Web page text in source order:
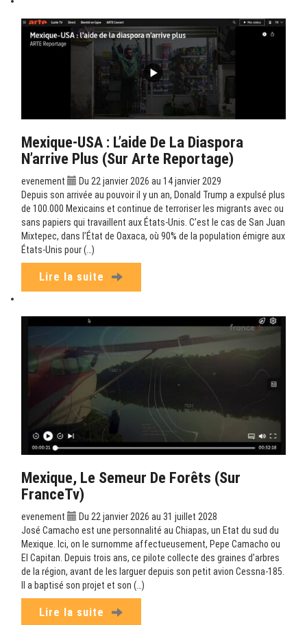
Mexique-USA : L’aide De La Diaspora
N’arrive Plus (sur Arte Reportage)
evenement
Du 22 janvier 2026 au 14 janvier 2029
Depuis son arrivée au pouvoir il y un an, Donald Trump a expulsé plus
de 100.000 Mexicains et continue de terroriser les migrants avec ou
sans papiers qui travaillent aux États-Unis. C’est le cas de San Juan
Mixtepec, dans l’État de Oaxaca, où 90% de la population émigre aux
États-Unis pour (…)
Lire la suite
Mexique, Le Semeur De Forêts (sur
FranceTv)
evenement
Du 22 janvier 2026 au 31 juillet 2028
José Camacho est une personnalité au Chiapas, un Etat du sud du
Mexique. Ici, on le surnomme affectueusement, Pepe Camacho ou
El Capitan. Depuis trois ans, ce pilote collecte des graines d’arbres
de la région, avant de les larguer depuis son petit avion Cessna-185.
Il a baptisé son projet et son (…)
Lire la suite